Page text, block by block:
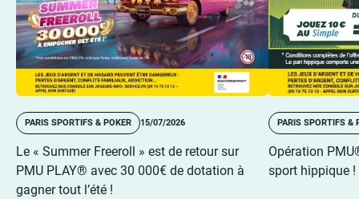
PARIS SPORTIFS & POKER 15/07/2026
Le « Summer Freeroll » est de retour sur
PMU PLAY® avec 30 000€ de dotation à
gagner tout l’été !
PARIS SPORTIFS &
Opération
sport hippique !